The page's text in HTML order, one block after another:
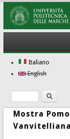
Italiano
English
Form di
Ricerca
Mostra